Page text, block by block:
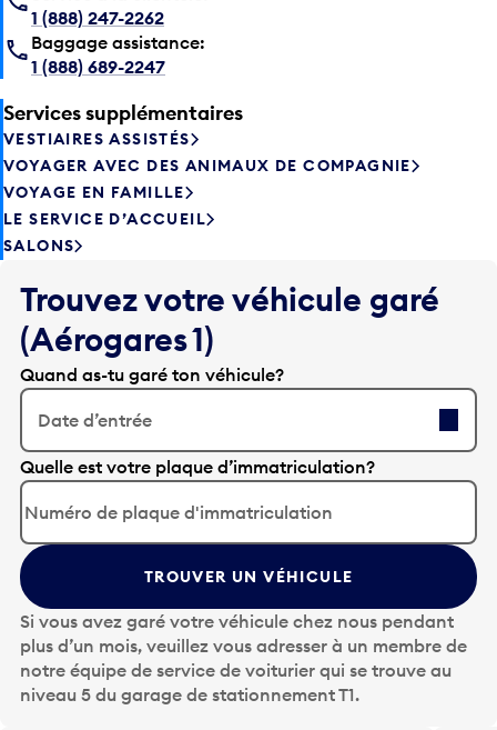
1 (888) 247-2262
Baggage assistance:
1 (888) 689-2247
Services supplémentaires
VESTIAIRES ASSISTÉS
VOYAGER AVEC DES ANIMAUX DE COMPAGNIE
VOYAGE EN FAMILLE
LE SERVICE D’ACCUEIL
SALONS
Trouvez votre véhicule garé
(Aérogares 1)
Quand as-tu garé ton véhicule?
Date d’entrée
A
p
p
u
y
e
z
s
u
r
l
Quelle est votre plaque d’immatriculation?
TROUVER UN VÉHICULE
Si vous avez garé votre véhicule chez nous pendant
plus d’un mois, veuillez vous adresser à un membre de
notre équipe de service de voiturier qui se trouve au
niveau 5 du garage de stationnement T1.